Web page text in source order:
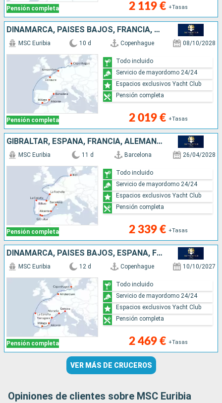
Pensión completa 2 119 € +Tasas
DINAMARCA, PAISES BAJOS, FRANCIA, ESPAÑA
Pensión completa
MSC Euribia 10 d Copenhague 08/10/2028
2 019 € +Tasas
Todo incluido
Servicio de mayordomo 24/24
Espacios exclusivos Yacht Club
Pensión completa
GIBRALTAR, ESPAÑA, FRANCIA, ALEMANIA
Pensión completa
MSC Euribia 11 d Barcelona 26/04/2028
2 339 € +Tasas
Todo incluido
Servicio de mayordomo 24/24
Espacios exclusivos Yacht Club
Pensión completa
DINAMARCA, PAISES BAJOS, ESPAÑA, FRANCIA, ITALIA
Pensión completa
MSC Euribia 12 d Copenhague 10/10/2027
2 469 € +Tasas
Todo incluido
Servicio de mayordomo 24/24
Espacios exclusivos Yacht Club
Pensión completa
VER MÁS DE CRUCEROS
Opiniones de clientes sobre MSC Euribia